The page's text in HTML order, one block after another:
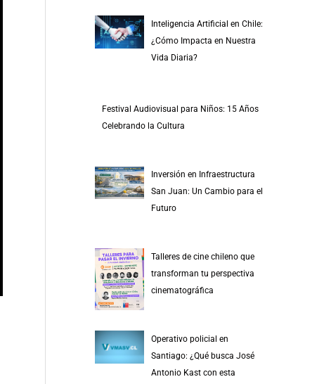
Inteligencia Artificial en Chile:
¿Cómo Impacta en Nuestra
Vida Diaria?
Festival Audiovisual para Niños: 15 Años
Celebrando la Cultura
Inversión en Infraestructura
San Juan: Un Cambio para el
Futuro
Talleres de cine chileno que
transforman tu perspectiva
cinematográfica
Operativo policial en
Santiago: ¿Qué busca José
Antonio Kast con esta